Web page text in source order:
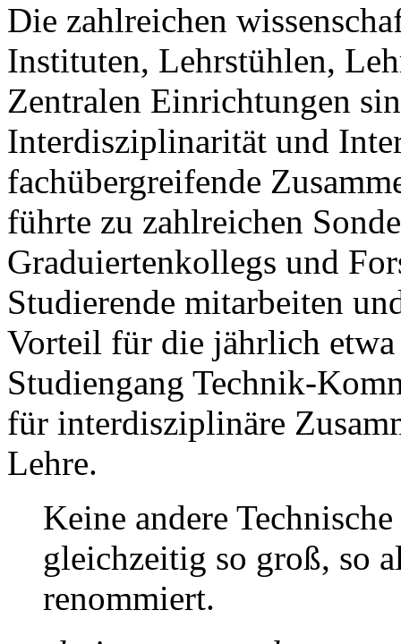
Die zahlreichen
Instituten, Lehrstühlen,
Zentralen Einrichtungen
Interdisziplinarität und
fachübergreifende
führte zu zahlreichen
Graduiertenkollegs und
Studierende mitarbeiten
Vorteil für die jährlich
Studiengang Technik-
für interdisziplinäre
Lehre.
Keine andere
gleichzeitig so groß, so
renommiert.